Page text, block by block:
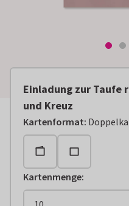
Einladung zur Taufe
und Kreuz
Kartenformat:
Kartenmenge: